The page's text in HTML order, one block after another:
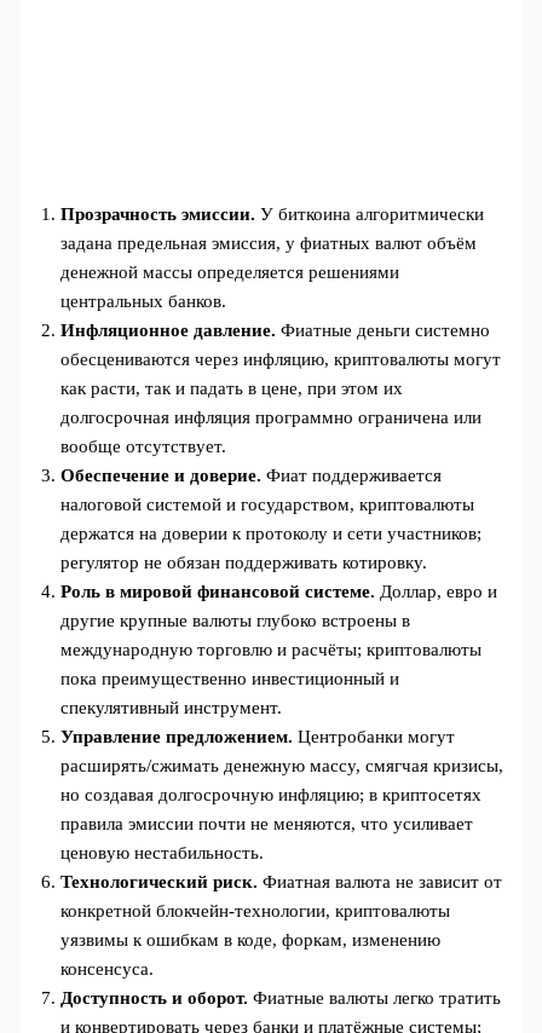
Прозрачность эмиссии. У биткоина алгоритмически
задана предельная эмиссия, у фиатных валют объём
денежной массы определяется решениями
центральных банков.
Инфляционное давление. Фиатные деньги системно
обесцениваются через инфляцию, криптовалюты могут
как расти, так и падать в цене, при этом их
долгосрочная инфляция программно ограничена или
вообще отсутствует.
Обеспечение и доверие. Фиат поддерживается
налоговой системой и государством, криптовалюты
держатся на доверии к протоколу и сети участников;
регулятор не обязан поддерживать котировку.
Роль в мировой финансовой системе. Доллар, евро и
другие крупные валюты глубоко встроены в
международную торговлю и расчёты; криптовалюты
пока преимущественно инвестиционный и
спекулятивный инструмент.
Управление предложением. Центробанки могут
расширять/сжимать денежную массу, смягчая кризисы,
но создавая долгосрочную инфляцию; в криптосетях
правила эмиссии почти не меняются, что усиливает
ценовую нестабильность.
Технологический риск. Фиатная валюта не зависит от
конкретной блокчейн-технологии, криптовалюты
уязвимы к ошибкам в коде, форкам, изменению
консенсуса.
Доступность и оборот. Фиатные валюты легко тратить
и конвертировать через банки и платёжные системы;